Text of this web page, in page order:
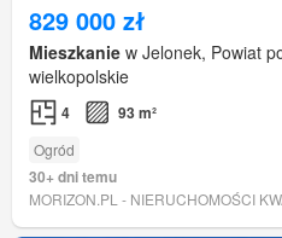
829 000 zł
Mieszkanie w Jelonek, Powiat
wielkopolskie
4 93 m²
Ogród
30+ dni temu
MORIZON.PL - NIERUCHOMOŚCI